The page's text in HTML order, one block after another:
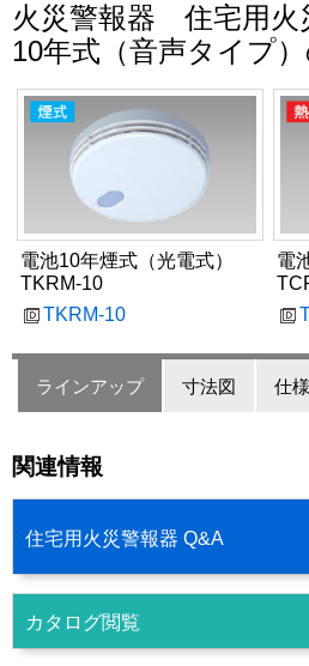
火災警報器 住宅用
10年式（音声タイプ
電池10年煙式（光電式）
TKRM-10
TKRM-10
電
ラインアップ 寸法図 仕様
関連情報
住宅用火災警報器 Q&A
カタログ閲覧